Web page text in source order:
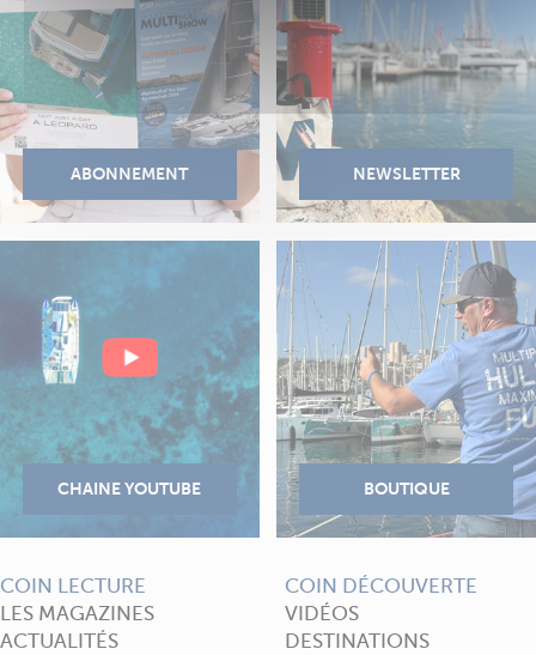
COIN LECTURE
LES MAGAZINES
ACTUALITÉS
COIN DÉCOUVERTE
VIDÉOS
DESTINATIONS